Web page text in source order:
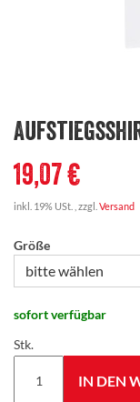
19,07 €
inkl. 19% USt. , zzgl. Versand
Größe
bitte wählen
sofort verfügbar
Stk.
IN DEN